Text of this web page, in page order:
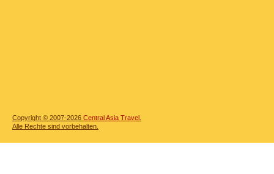
Copyright © 2007-2026 Central Asia Travel.
Alle Rechte sind vorbehalten.